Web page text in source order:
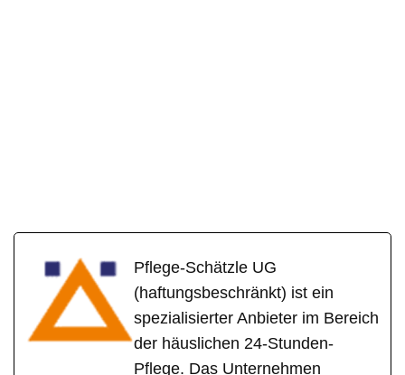
Pflege-Schätzle UG
(haftungsbeschränkt) ist ein
spezialisierter Anbieter im Bereich
der häuslichen 24-Stunden-
Pflege. Das Unternehmen